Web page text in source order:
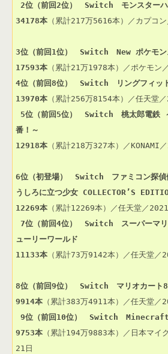
2位（前回2位）　Switch　モンスター
34178本 （累計217万5616本）／カプコ
3位（前回1位）　Switch　New ポケモン
17593本
4位（前回8位）　Switch　リングフィッ
13970本 （累計256万8154本）／任天堂
5位（前回5位）　Switch　桃太郎電鉄
番！～
12918本 （累計218万327本）／KONAMI
6位（初登場）　Switch　ファミコン探偵
うしろに立つ少女 COLLECTOR’S
12269本 （累計12269本）／任天堂／
7位（前回4位）　Switch　スーパーマ
ューリーワールド
11133本 （累計73万9142本）／任天堂／
8位（前回9位）　Switch　マリオカート
9914本 （累計383万4911本）／任天堂／
9位（前回10位）　Switch　Minecraft
9753本 （累計194万9883本）／日本マイ
21日